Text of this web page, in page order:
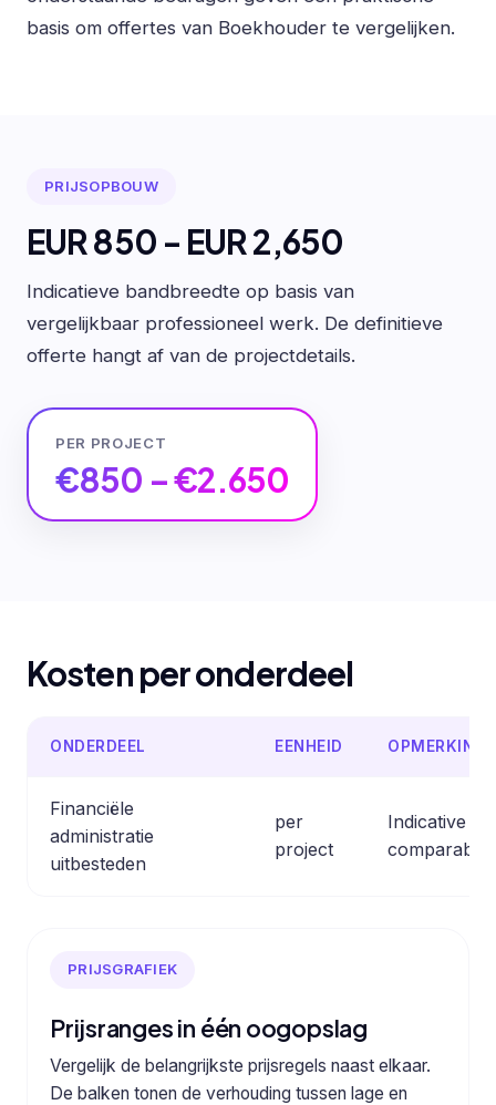
basis om offertes van Boekhouder te vergelijken.
PRIJSOPBOUW
EUR 850 - EUR 2,650
Indicatieve bandbreedte op basis van
vergelijkbaar professioneel werk. De definitieve
offerte hangt af van de projectdetails.
PER PROJECT
€850 – €2.650
Kosten per onderdeel
ONDERDEEL EENHEID OPMERKING
Financiële
administratie
uitbesteden
per
project
Indicative
comparable
PRIJSGRAFIEK
Prijsranges in één oogopslag
Vergelijk de belangrijkste prijsregels naast elkaar.
De balken tonen de verhouding tussen lage en